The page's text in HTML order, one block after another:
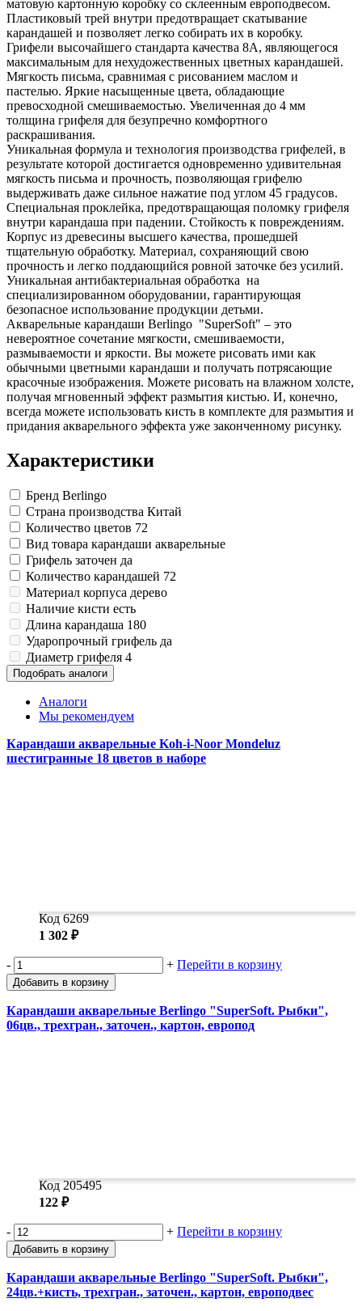
Замки прочие
Ящики для инструментов
Пленки солнцезащитные для окон
Все товары раздела«Хозтовары»
матовую картонную коробку со склеенным европодвесом.
Пластиковый трей внутри предотвращает скатывание
карандашей и позволяет легко собирать их в коробку.
Грифели высочайшего стандарта качества 8А, являющегося
максимальным для нехудожественных цветных карандашей.
Мягкость письма, сравнимая с рисованием маслом и
пастелью. Яркие насыщенные цвета, обладающие
превосходной смешиваемостью. Увеличенная до 4 мм
толщина грифеля для безупречно комфортного
раскрашивания.
Уникальная формула и технология производства грифелей, в
результате которой достигается одновременно удивительная
мягкость письма и прочность, позволяющая грифелю
выдерживать даже сильное нажатие под углом 45 градусов.
Специальная проклейка, предотвращающая поломку грифеля
внутри карандаша при падении. Стойкость к повреждениям.
Корпус из древесины высшего качества, прошедшей
тщательную обработку. Материал, сохраняющий свою
прочность и легко поддающийся ровной заточке без усилий.
Уникальная антибактериальная обработка на
специализированном оборудовании, гарантирующая
безопасное использование продукции детьми.
Акварельные карандаши Berlingo "SuperSoft" – это
невероятное сочетание мягкости, смешиваемости,
размываемости и яркости. Вы можете рисовать ими как
обычными цветными карандаши и получать потрясающие
красочные изображения. Можете рисовать на влажном холсте,
получая мгновенный эффект размытия кистью. И, конечно,
всегда можете использовать кисть в комплекте для размытия и
придания акварельного эффекта уже законченному рисунку.
Характеристики
Бренд Berlingo
Страна производства Китай
Количество цветов 72
Вид товара карандаши акварельные
Грифель заточен да
Количество карандашей 72
Материал корпуса дерево
Наличие кисти есть
Длина карандаша 180
Ударопрочный грифель да
Диаметр грифеля 4
Подобрать аналоги
Аналоги
Мы рекомендуем
Карандаши акварельные Koh-i-Noor Mondeluz
шестигранные 18 цветов в наборе
Код 6269
1 302 ₽
- + Перейти в корзину
Добавить в корзину
Карандаши акварельные Berlingo "SuperSoft. Рыбки",
06цв., трехгран., заточен., картон, европод
Код 205495
122 ₽
- + Перейти в корзину
Добавить в корзину
Карандаши акварельные Berlingo "SuperSoft. Рыбки",
24цв.+кисть, трехгран., заточен., картон, европодвес